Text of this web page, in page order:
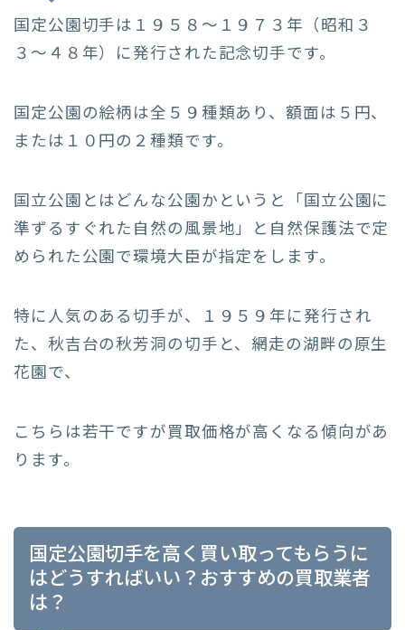
国定公園切手は１９５８〜１９７３年（昭和３
３〜４８年）に発行された記念切手です。
国定公園の絵柄は全５９種類あり、額面は５円、
または１０円の２種類です。
国立公園とはどんな公園かというと「国立公園に
準ずるすぐれた自然の風景地」と自然保護法で定
められた公園で環境大臣が指定をします。
特に人気のある切手が、１９５９年に発行され
た、秋吉台の秋芳洞の切手と、網走の湖畔の原生
花園で、
こちらは若干ですが買取価格が高くなる傾向があ
ります。
国定公園切手を高く買い取ってもらうに
はどうすればいい？おすすめの買取業者
は？